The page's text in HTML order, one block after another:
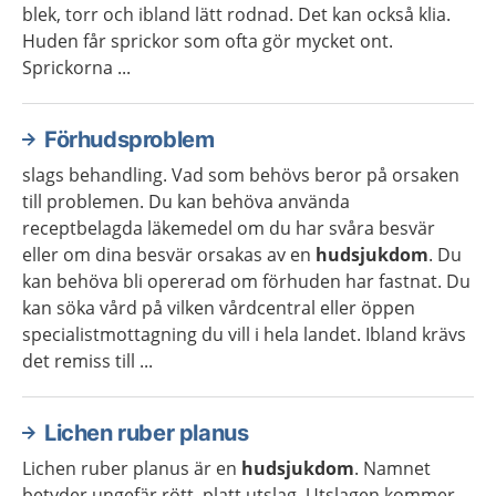
blek, torr och ibland lätt rodnad. Det kan också klia.
Huden får sprickor som ofta gör mycket ont.
Sprickorna ...
Förhudsproblem
slags behandling. Vad som behövs beror på orsaken
till problemen. Du kan behöva använda
receptbelagda läkemedel om du har svåra besvär
eller om dina besvär orsakas av en hudsjukdom. Du
kan behöva bli opererad om förhuden har fastnat. Du
kan söka vård på vilken vårdcentral eller öppen
specialistmottagning du vill i hela landet. Ibland krävs
det remiss till ...
Lichen ruber planus
Lichen ruber planus är en hudsjukdom. Namnet